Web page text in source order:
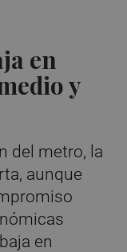
en
y
del metro, la
aunque
en